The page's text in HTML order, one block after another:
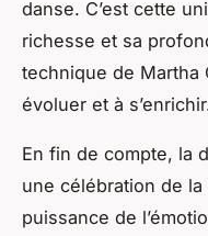
danse. C’est cette
richesse et sa
technique de Martha
évoluer et à
En fin de compte, la
une célébration de la
puissance de